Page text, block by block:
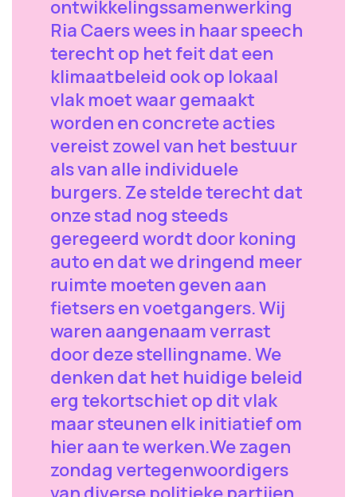
ontwikkelingssamenwerking
Ria Caers wees in haar speech
terecht op het feit dat een
klimaatbeleid ook op lokaal
vlak moet waar gemaakt
worden en concrete acties
vereist zowel van het bestuur
als van alle individuele
burgers. Ze stelde terecht dat
onze stad nog steeds
geregeerd wordt door koning
auto en dat we dringend meer
ruimte moeten geven aan
fietsers en voetgangers. Wij
waren aangenaam verrast
door deze stellingname. We
denken dat het huidige beleid
erg tekortschiet op dit vlak
maar steunen elk initiatief om
hier aan te werken.We zagen
zondag vertegenwoordigers